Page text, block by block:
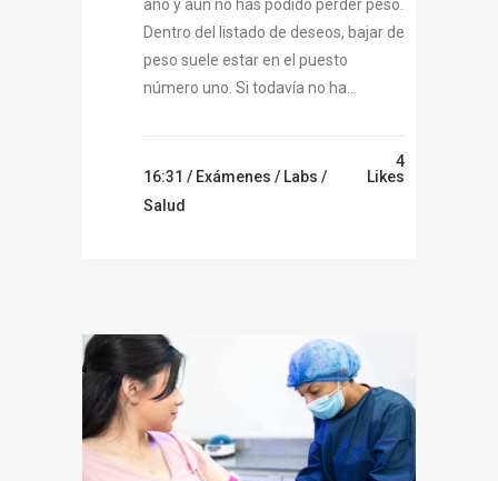
año y aún no has podido perder peso.
Dentro del listado de deseos, bajar de
peso suele estar en el puesto
número uno. Si todavía no ha...
16:31 / Exámenes / Labs /
Salud
4
Likes